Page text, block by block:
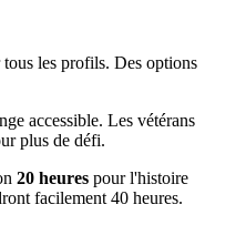
les profils. Des options
accessible. Les vétérans
plus de défi.
20 heures pour l'histoire
facilement 40 heures.